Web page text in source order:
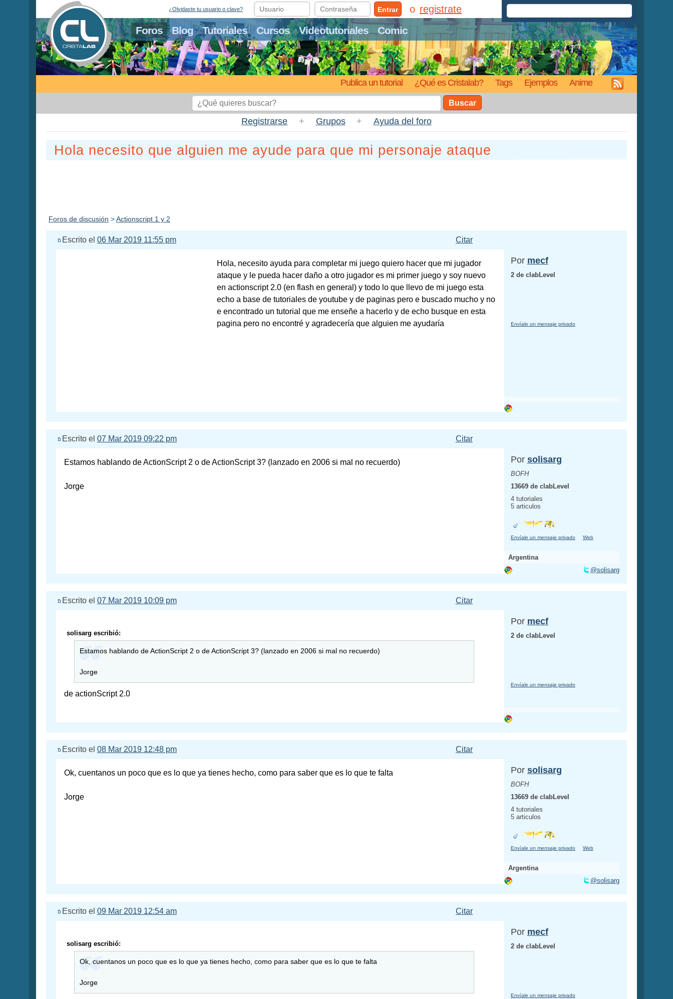
Foros Blog Tutoriales Cursos Videotutoriales Comic
Publica un tutorial ¿Qué es Cristalab? Tags Ejemplos Anime
¿Olvidaste tu usuario o clave? Entrar registrate
Buscar
Registrarse + Grupos + Ayuda del foro
Hola necesito que alguien me ayude para que mi personaje ataque
Foros de discusión >Actionscript 1 y 2
Citar
Escrito el 06 Mar 2019 11:55 pm
Hola, necesito ayuda para completar mi juego quiero hacer que mi jugador
ataque y le pueda hacer daño a otro jugador es mi primer juego y soy nuevo
en actionscript 2.0 (en flash en general) y todo lo que llevo de mi juego esta
echo a base de tutoriales de youtube y de paginas pero e buscado mucho y no
e encontrado un tutorial que me enseñe a hacerlo y de echo busque en esta
pagina pero no encontré y agradecería que alguien me ayudaría
Por mecf
2 de clabLevel
Envíale un mensaje privado
Citar
Escrito el 07 Mar 2019 09:22 pm
Estamos hablando de ActionScript 2 o de ActionScript 3? (lanzado en 2006 si mal no recuerdo)
Jorge
Por solisarg
BOFH
13669 de clabLevel
4 tutoriales
5 articulos
Envíale un mensaje privado Web
Argentina
@solisarg
Citar
Escrito el 07 Mar 2019 10:09 pm
solisarg escribió:
Estamos hablando de ActionScript 2 o de ActionScript 3? (lanzado en 2006 si mal no recuerdo)
Jorge
de actionScript 2.0
Por mecf
2 de clabLevel
Envíale un mensaje privado
Citar
Escrito el 08 Mar 2019 12:48 pm
Ok, cuentanos un poco que es lo que ya tienes hecho, como para saber que es lo que te falta
Jorge
Por solisarg
BOFH
13669 de clabLevel
4 tutoriales
5 articulos
Envíale un mensaje privado Web
Argentina
@solisarg
Citar
Escrito el 09 Mar 2019 12:54 am
solisarg escribió:
Ok, cuentanos un poco que es lo que ya tienes hecho, como para saber que es lo que te falta
Jorge
Por mecf
2 de clabLevel
Envíale un mensaje privado